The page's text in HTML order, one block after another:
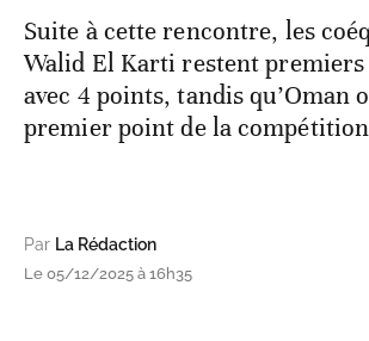
Suite à cette rencontre, les
Walid El Karti restent premiers
avec 4 points, tandis qu’Oman
premier point de la
Par La Rédaction
Le 05/12/2025 à 16h35